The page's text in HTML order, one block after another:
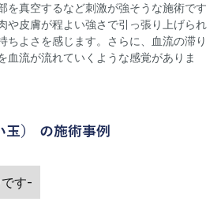
を真空するなど刺激が強そうな施術です
や皮膚が程よい強さで引っ張り上げられ
ちよさを感じます。さらに、血流の滞り
血流が流れていくような感覚がありま
） の施術事例
す-